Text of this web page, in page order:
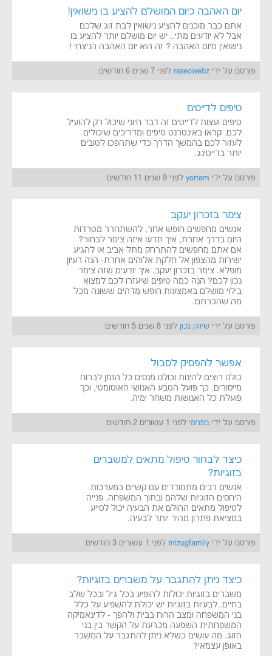
יום האהבה כיום המושלם להציע בו נישואין!
אתם כבר מוכנים להציע נישואין לבת זוג שלכם
אבל לא יודעים מתי.. יש יום מושלם יותר להציע בו
נישואין מיום האהבה ? זה הוא יום האהבה הניצחי !
פורסם על ידי rsseowebz לפני 7 שנים 6 חודשים
טיפים לדייטים
טיפים ועצות לדייטים זה דבר חיוני שיכול רק להועיל
לכם. קראו באינטרנט טיפים ומדריכים שיכולים
לעזור לכם בהמשך הדרך כדי שתהפכו לטובים
יותר בדייטינג.
פורסם על ידי yortem לפני 9 שנים 11 חודשים
צימר בזכרון יעקב
אנשים מחפשים חופש אחר, להשתחרר מטרדות
היום בדרך אחרת, איך תדעו איזה צימר לבחור?
אם אתם מחפשים להתרחק מתל אביב או להגיע
ישירות מהצפון אל חלקת אלוהים אחרת- הנה רעיון
מופלא. צימר בזכרון יעקב. איך יודעים שזה צימר
נכון לכם? הנה כמה טיפים שיעזרו לכם למצוא
בילוי מושלם באמצעות חופש מדהים ששונה מכל
מה שהכרתם.
פורסם על ידי שיווק נכון לפני 8 שנים 5 חודשים
אפשר להפסיק לסבול
כולנו רוצים להינות וכולנו מנסים כל הזמן לברוח
מייסורים. כך פועל הטבע האנושי האוטומטי, וכך
פועלת כל האנושות משחר ימיה.
פורסם על ידי בפנימי לפני 1 עשורים 2 חודשים
כיצד לבחור טיפול מתאים למשברים
בזוגיות?
אנשים רבים מתמודדים עם קשיים במערכות
היחסים הזוגיות שלהם ובתוך המשפחה. פנייה
לטיפול מתאים ההולם את הבעיה יכול לסייע
במציאת פתרון מהיר יותר לבעיה.
פורסם על ידי mizugfamily לפני 1 עשורים 3 חודשים
כיצד ניתן להתגבר על משברים בזוגיות?
משברים בזוגיות יכולות להופיע בכל גיל ובכל שלב
בחיים. לבעיות בזוגיות יש יכולת להשפיע על כלל
בני המשפחה ומצב הרוח בבית ולהפך - לדינאמיקה
המשפחתית השפעה מכרעת על הקשר בין בני
הזוג. מה עושים כשלא ניתן להתגבר על המשבר
באופן עצמאי?